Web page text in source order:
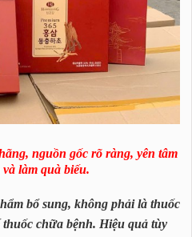
nguồn gốc rõ ràng, yên tâm
làm quà biếu.
bổ sung, không phải là thuốc
chữa bệnh. Hiệu quả tùy